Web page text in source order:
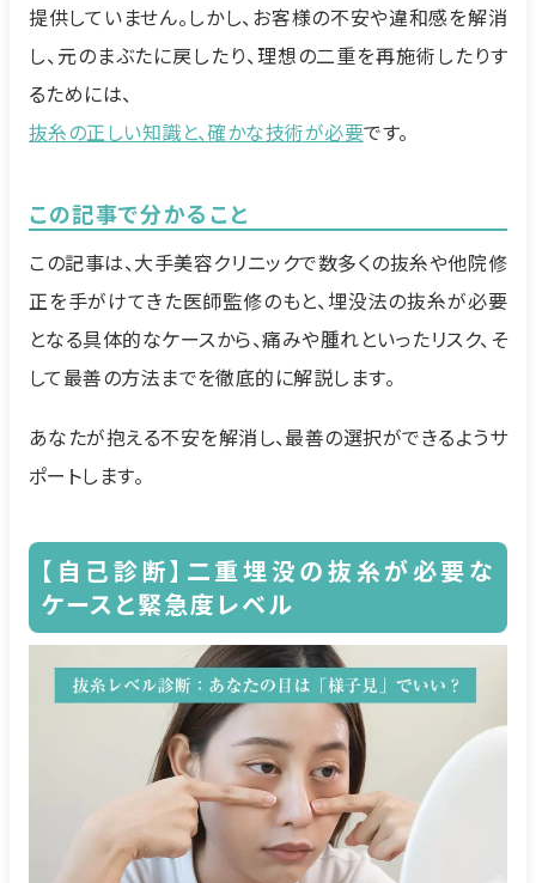
提供していません。しかし、お客様の不安や違和感を解消
し、元のまぶたに戻したり、理想の二重を再施術したりす
るためには、
抜糸の正しい知識と、確かな技術が必要です。
この記事で分かること
この記事は、大手美容クリニックで数多くの抜糸や他院修
正を手がけてきた医師監修のもと、埋没法の抜糸が必要
となる具体的なケースから、痛みや腫れといったリスク、そ
して最善の方法までを徹底的に解説します。
あなたが抱える不安を解消し、最善の選択ができるようサ
ポートします。
【自己診断】二重埋没の抜糸が必要な
ケースと緊急度レベル